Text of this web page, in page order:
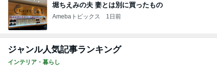
堀ちえみの夫 妻とは別に買ったもの
Amebaトピックス 1日前
ジャンル人気記事ランキング
インテリア・暮らし